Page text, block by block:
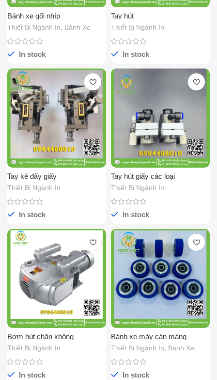
Bánh xe gối nhíp
Thiết Bị Ngành In Bánh Xe
In stock
Tay hút
Thiết Bị Ngành In
In stock
Tay kê đẩy giấy
Thiết Bị Ngành In
In stock
Tay hút giấy các loại
Thiết Bị Ngành In
In stock
Bơm hút chân không
Thiết Bị Ngành In
In stock
Bánh xe máy cán màng
60x32x25
Thiết Bị Ngành In Bánh Xe
In stock